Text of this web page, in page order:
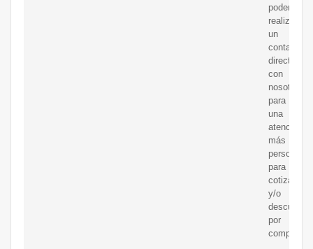
poder
realizar
un
contacto
directo
con
nosotros
para
una
atención
más
para
y/o
por
compra.